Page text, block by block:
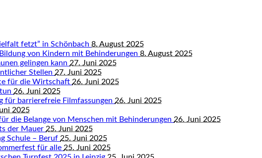
fetzt” in Schönbach 8. August 2025
von Kindern mit Behinderungen 8. August 2025
gelingen kann 27. Juni 2025
Stellen 27. Juni 2025
für die Wirtschaft 26. Juni 2025
26. Juni 2025
für barrierefreie Filmfassungen 26. Juni 2025
2025
die Belange von Menschen mit Behinderungen 26. Juni 2025
der Mauer 25. Juni 2025
Schule – Beruf 25. Juni 2025
für alle 25. Juni 2025